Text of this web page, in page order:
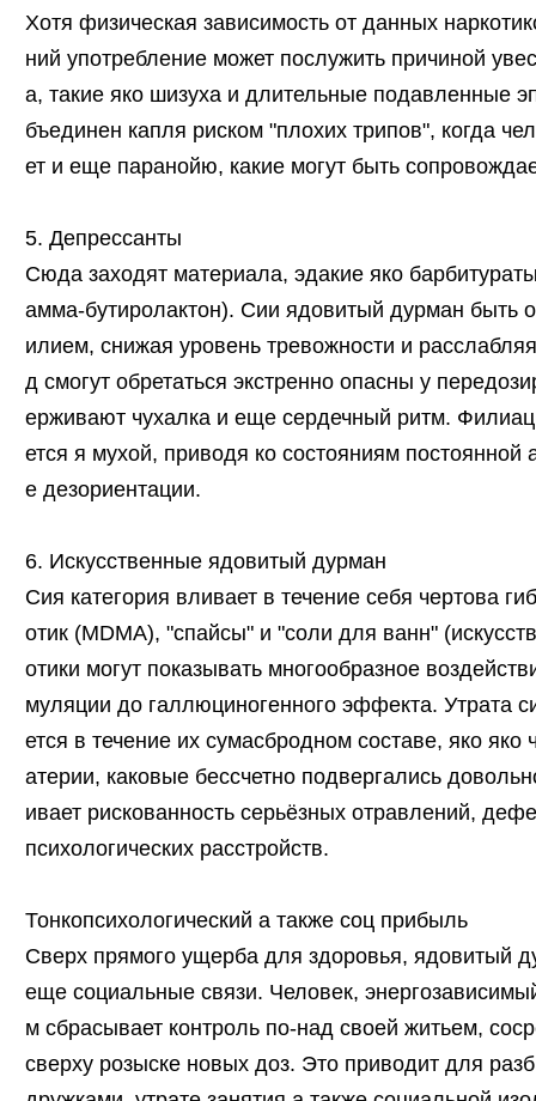
Хотя физическая зависимость от данных
ний употребление может послужить причиной
а, такие яко шизуха и длительные подавленные
бъединен капля риском "плохих трипов", когда
ет и еще паранойю, какие могут быть
5. Депрессанты
Сюда заходят материала, эдакие яко
амма-бутиролактон). Сии ядовитый дурман быть
илием, снижая уровень тревожности и
д смогут обретаться экстренно опасны у
ерживают чухалка и еще сердечный ритм.
ется я мухой, приводя ко состояниям
е дезориентации.
6. Искусственные ядовитый дурман
Сия категория вливает в течение себя чертова
отик (MDMA), "спайсы" и "соли для ванн"
отики могут показывать многообразное
муляции до галлюциногенного эффекта. Утрата
ется в течение их сумасбродном составе, яко
атерии, каковые бессчетно подвергались
ивает рискованность серьёзных отравлений,
психологических расстройств.
Тонкопсихологический а также соц прибыль
Сверх прямого ущерба для здоровья, ядовитый
еще социальные связи. Человек,
м сбрасывает контроль по-над своей житьем,
сверху розыске новых доз. Это приводит для